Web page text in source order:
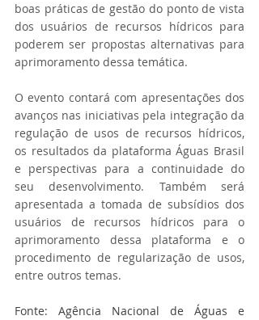
boas práticas de gestão do ponto de vista
dos usuários de recursos hídricos para
poderem ser propostas alternativas para
aprimoramento dessa temática.
O evento contará com apresentações dos
avanços nas iniciativas pela integração da
regulação de usos de recursos hídricos,
os resultados da plataforma Águas Brasil
e perspectivas para a continuidade do
seu desenvolvimento. Também será
apresentada a tomada de subsídios dos
usuários de recursos hídricos para o
aprimoramento dessa plataforma e o
procedimento de regularização de usos,
entre outros temas.
Fonte: Agência Nacional de Águas e